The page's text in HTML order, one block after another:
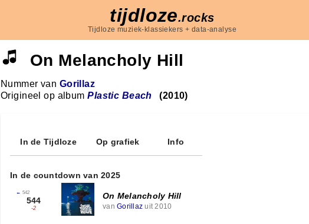
tijdloze.rocks
Tijdloze muziek-klassiekers + data-analyse
On Melancholy Hill
Nummer van Gorillaz
Origineel op albumPlastic Beach (2010)
In de Tijdloze Op grafiek Info
In de countdown van 2025
← 542
544
-2
On Melancholy Hill
van Gorillaz uit 2010